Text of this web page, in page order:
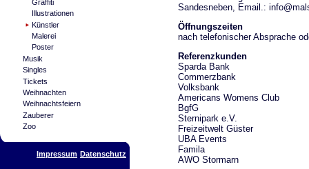
Graffiti
Illustrationen
Künstler
Malerei
Poster
Musik
Singles
Tickets
Weihnachten
Weihnachtsfeiern
Zauberer
Zoo
Impressum Datenschutz
Sandesneben, Email.:
Öffnungszeiten
nach telefonischer Absprache
Referenzkunden
Sparda Bank
Commerzbank
Volksbank
Americans Womens Club
BgfG
Sternipark e.V.
Freizeitwelt Güster
UBA Events
Famila
AWO Stormarn